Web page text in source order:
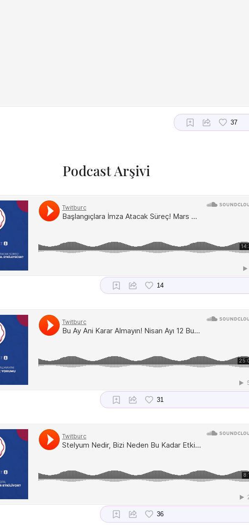
Podcast Arşivi